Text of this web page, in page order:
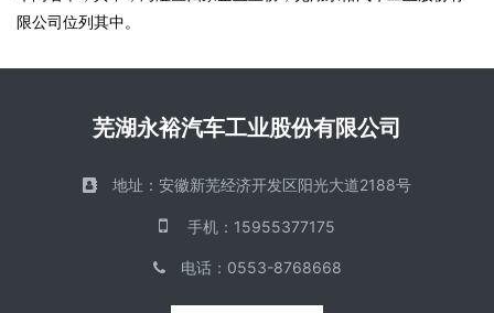
限公司位列其中。
芜湖永裕汽车工业股份有限公司
地址： 安徽新芜经济开发区阳光大道2188号
手机 ： 15955377175
电话： 0553-8768668